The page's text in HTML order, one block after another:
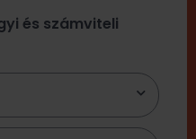
és számviteli